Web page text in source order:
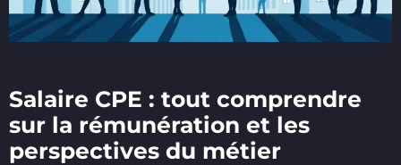
Salaire CPE : tout comprendre
sur la rémunération et les
perspectives du métier